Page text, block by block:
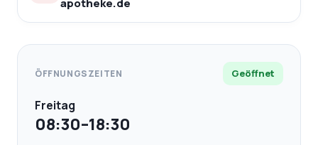
apotheke.de
ÖFFNUNGSZEITEN Geöffnet
Freitag
08:30–18:30